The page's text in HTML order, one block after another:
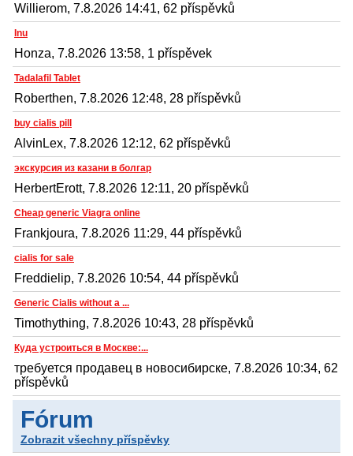
Willierom, 7.8.2026 14:41, 62 příspěvků
Inu
Honza, 7.8.2026 13:58, 1 příspěvek
Tadalafil Tablet
Roberthen, 7.8.2026 12:48, 28 příspěvků
buy cialis pill
AlvinLex, 7.8.2026 12:12, 62 příspěvků
экскурсия из казани в болгар
HerbertErott, 7.8.2026 12:11, 20 příspěvků
Cheap generic Viagra online
Frankjoura, 7.8.2026 11:29, 44 příspěvků
cialis for sale
Freddielip, 7.8.2026 10:54, 44 příspěvků
Generic Cialis without a ...
Timothything, 7.8.2026 10:43, 28 příspěvků
Куда устроиться в Москве:...
требуется продавец в новосибирске, 7.8.2026 10:34, 62
příspěvků
Fórum
Zobrazit všechny příspěvky